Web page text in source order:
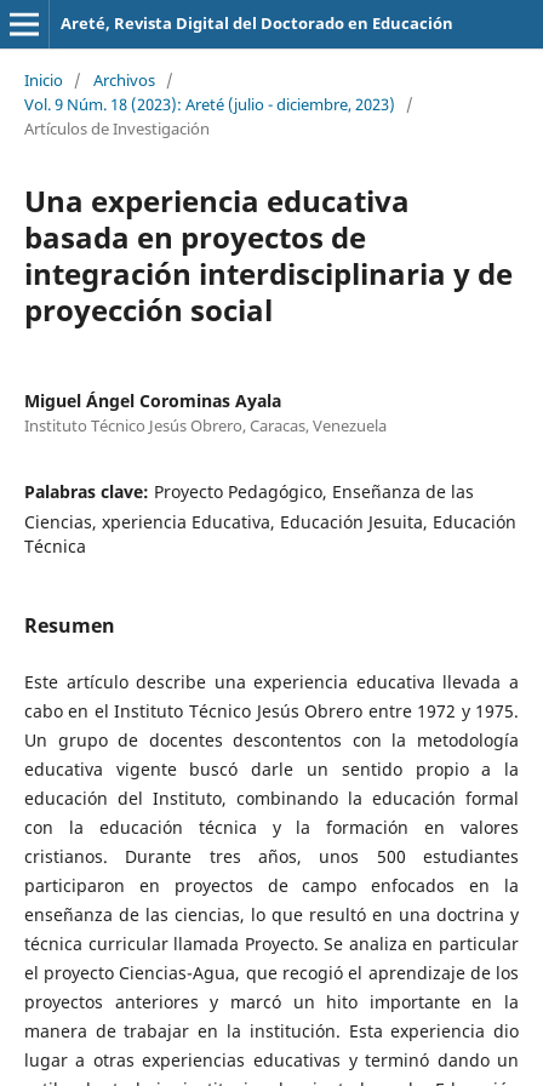
Areté, Revista Digital del Doctorado en Educación
Inicio / Archivos /
Vol. 9 Núm. 18 (2023): Areté (julio - diciembre, 2023)
/
Artículos de Investigación
Una experiencia educativa
basada en proyectos de
integración interdisciplinaria y de
proyección social
Miguel Ángel Corominas Ayala
Instituto Técnico Jesús Obrero, Caracas, Venezuela
Palabras clave: Proyecto Pedagógico, Enseñanza de las
Ciencias, xperiencia Educativa, Educación Jesuita, Educación
Técnica
Resumen
Este artículo describe una experiencia educativa llevada a
cabo en el Instituto Técnico Jesús Obrero entre 1972 y 1975.
Un grupo de docentes descontentos con la metodología
educativa vigente buscó darle un sentido propio a la
educación del Instituto, combinando la educación formal
con la educación técnica y la formación en valores
cristianos. Durante tres años, unos 500 estudiantes
participaron en proyectos de campo enfocados en la
enseñanza de las ciencias, lo que resultó en una doctrina y
técnica curricular llamada Proyecto. Se analiza en particular
el proyecto Ciencias-Agua, que recogió el aprendizaje de los
proyectos anteriores y marcó un hito importante en la
manera de trabajar en la institución. Esta experiencia dio
lugar a otras experiencias educativas y terminó dando un